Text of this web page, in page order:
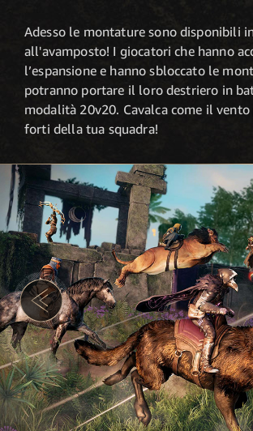
Adesso le montature sono disponibili
all'avamposto! I giocatori che hanno
l’espansione e hanno sbloccato le
potranno portare il loro destriero in
modalità 20v20. Cavalca come il
forti della tua squadra!